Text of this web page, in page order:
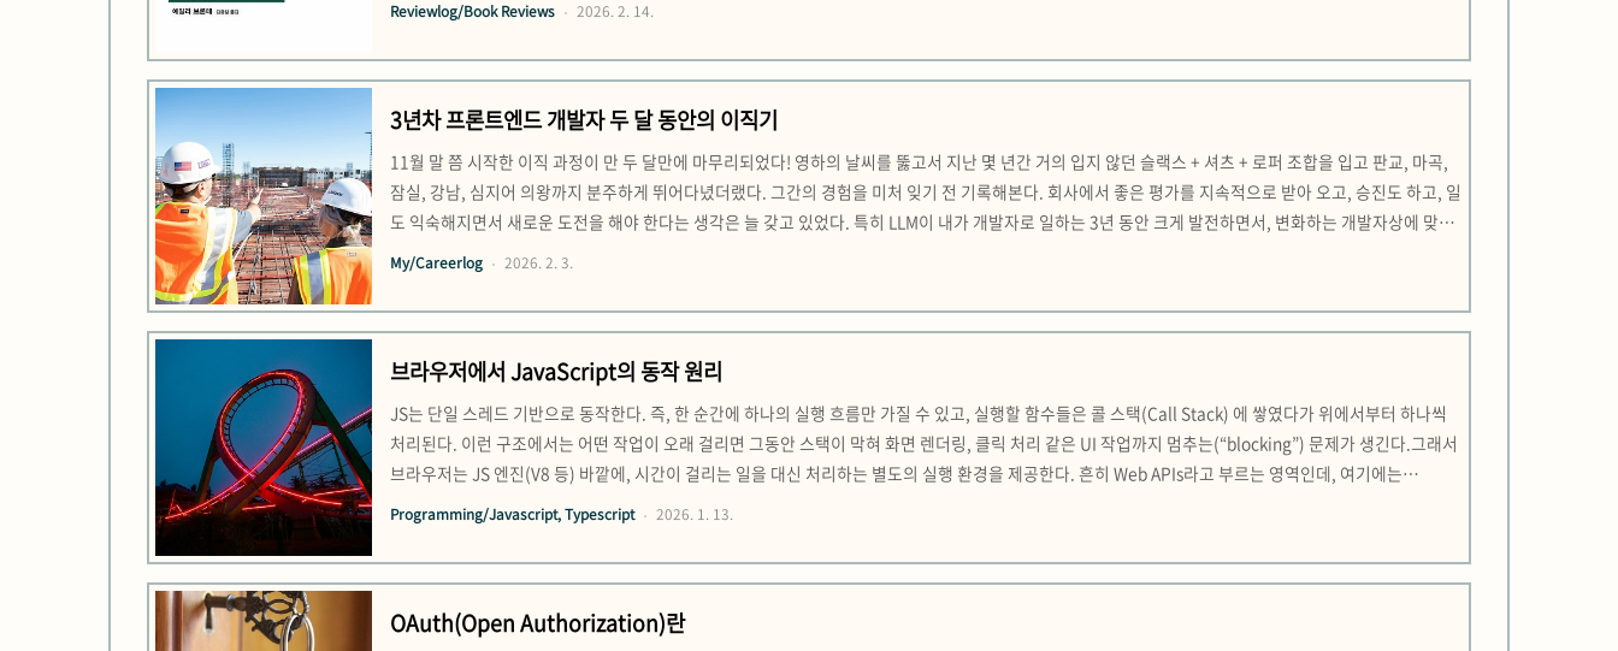
Reviewlog/Book Reviews 2026. 2. 14.
3년차 프론트엔드 개발자 두 달 동안의 이직기
11월 말 쯤 시작한 이직 과정이 만 두 달만에 마무리되었다! 영하의 날씨를 뚫고서 지난 몇 년간 거의 입지 않던 슬랙스 + 셔츠 + 로퍼 조합을 입고 판교, 마곡,
잠실, 강남, 심지어 의왕까지 분주하게 뛰어다녔더랬다. 그간의 경험을 미처 잊기 전 기록해본다. 회사에서 좋은 평가를 지속적으로 받아 오고, 승진도 하고, 일
도 익숙해지면서 새로운 도전을 해야 한다는 생각은 늘 갖고 있었다. 특히 LLM이 내가 개발자로 일하는 3년 동안 크게 발전하면서, 변화하는 개발자상에 맞춰
탈바꿈할 시간이 됐다고 느꼈다. 업무 프로세스에 AI를 도입하거나 생산성을 개선하면서 나름 AI 네이티브 개발자로 변모하기 위해 노력해왔고 꽤 AI를 잘 쓰
My/Careerlog 2026. 2. 3.
브라우저에서 JavaScript의 동작 원리
JS는 단일 스레드 기반으로 동작한다. 즉, 한 순간에 하나의 실행 흐름만 가질 수 있고, 실행할 함수들은 콜 스택(Call Stack) 에 쌓였다가 위에서부터 하나씩
처리된다. 이런 구조에서는 어떤 작업이 오래 걸리면 그동안 스택이 막혀 화면 렌더링, 클릭 처리 같은 UI 작업까지 멈추는(“blocking”) 문제가 생긴다.그래서
브라우저는 JS 엔진(V8 등) 바깥에, 시간이 걸리는 일을 대신 처리하는 별도의 실행 환경을 제공한다. 흔히 Web APIs라고 부르는 영역인데, 여기에는
setTimeout 같은 타이머, 네트워크 요청(fetch/XHR), DOM 이벤트 감지(click/scroll), 파일/스토리지 접근 등이 포함된다. 핵심은, JS 엔진이 직접 오래 걸
Programming/Javascript, Typescript 2026. 1. 13.
OAuth(Open Authorization)란